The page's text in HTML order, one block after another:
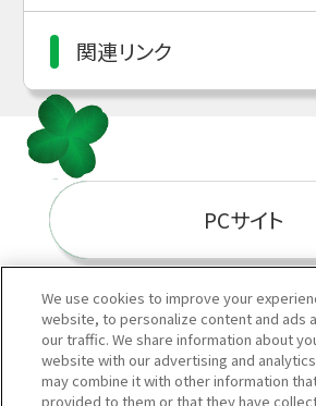
関連リンク
PCサイト
We use cookies to improve your
website, to personalize content and ads
our traffic. We share information about
website with our advertising and
may combine it with other information
provided to them or that they have